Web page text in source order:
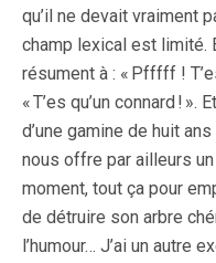
qu’il ne devait vraiment
champ lexical est limité.
résument à : « Pfffff !
« T’es qu’un connard !
d’une gamine de huit
nous offre par ailleurs un
moment, tout ça pour
de détruire son arbre
l’humour… J’ai un autre